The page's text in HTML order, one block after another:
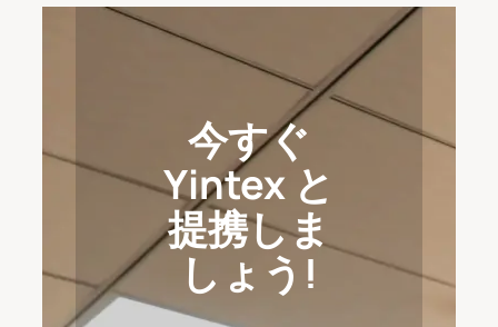
今すぐ
Yintex と
提携しま
しょう!